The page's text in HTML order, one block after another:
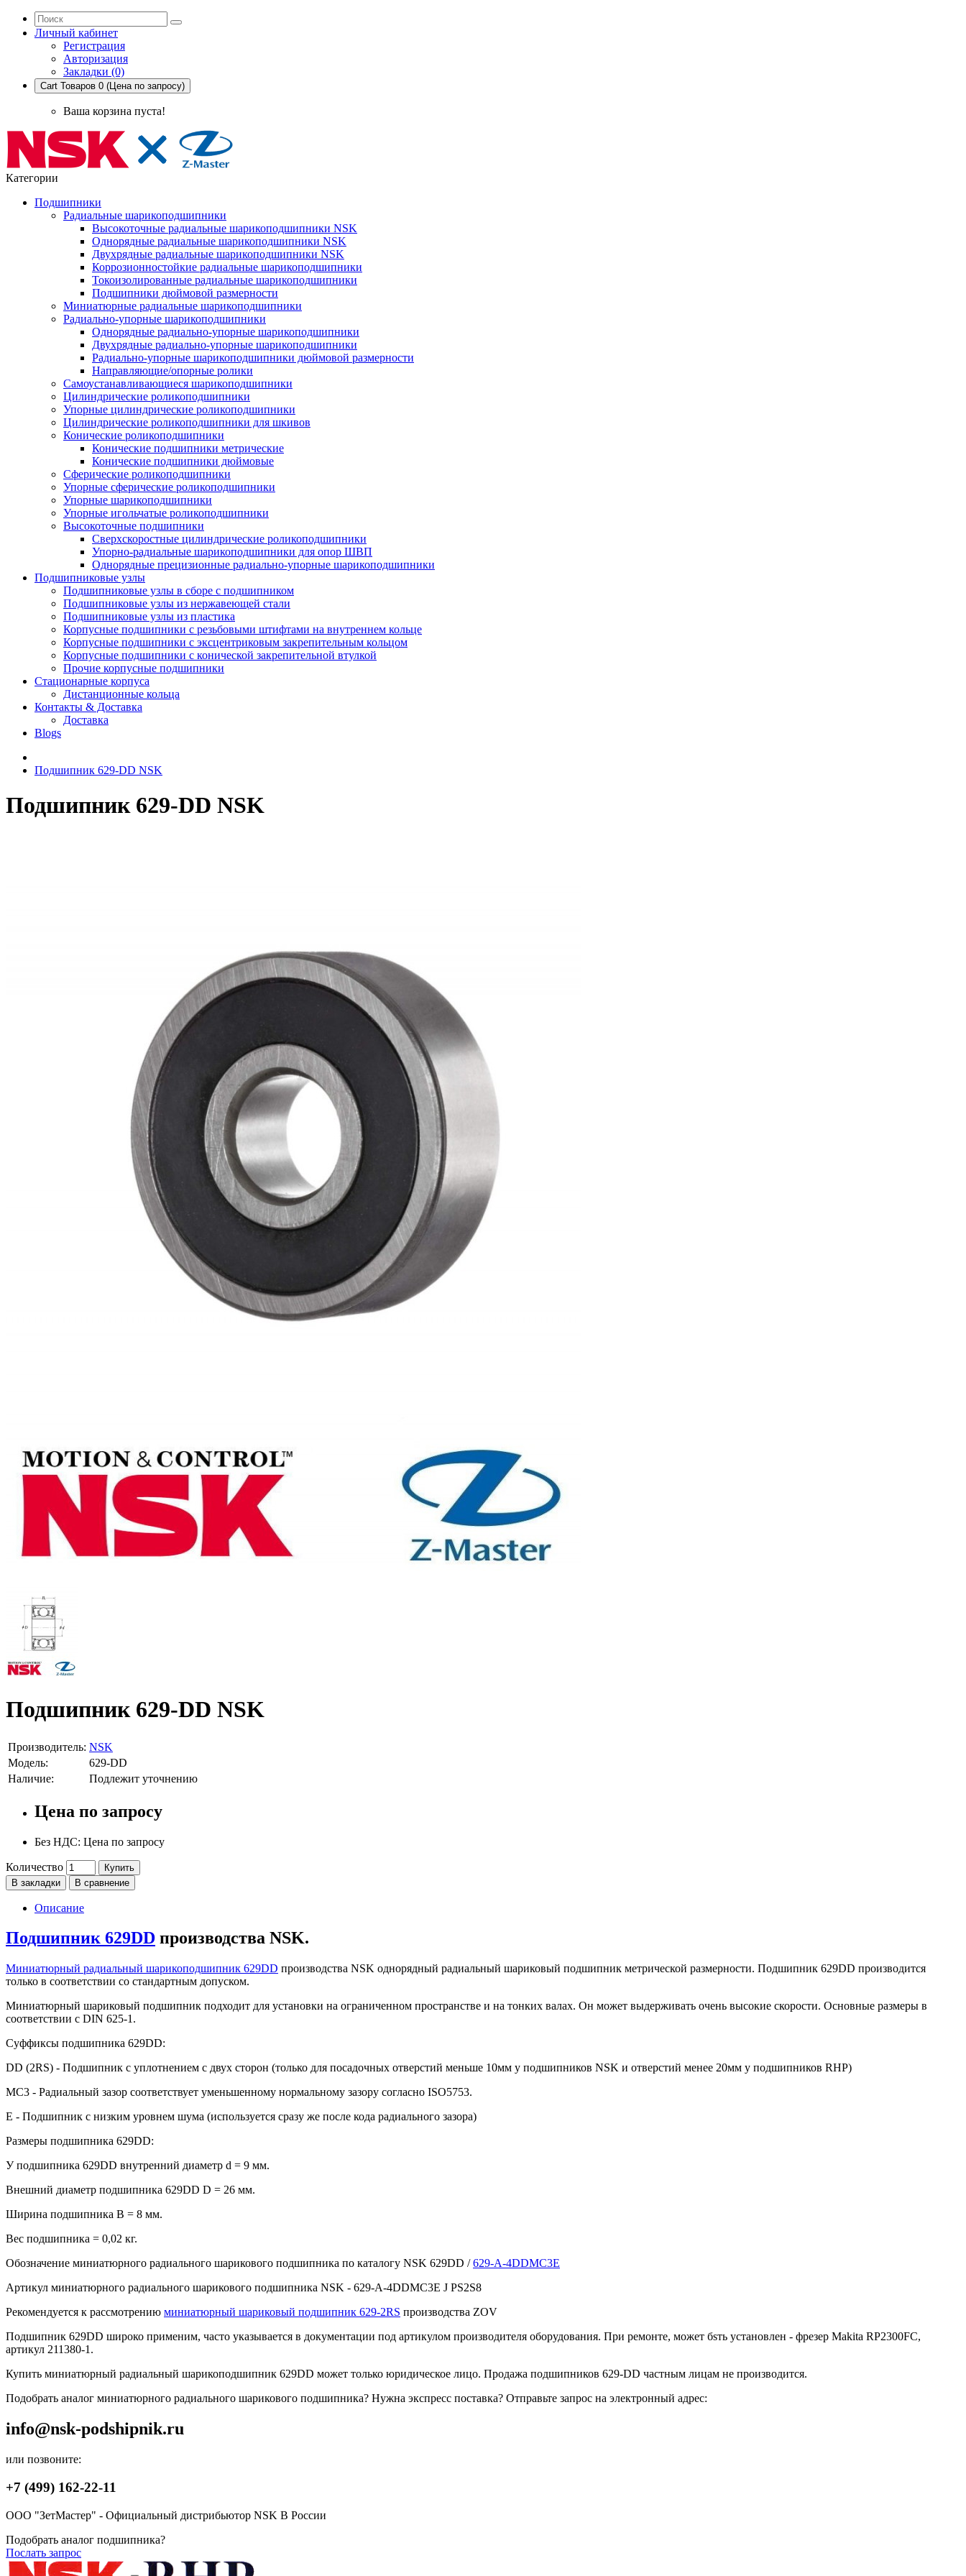
Личный кабинет
Регистрация
Авторизация
Закладки (0)
Cart Товаров 0 (Цена по запросу)
Ваша корзина пуста!
Категории
Подшипники
Радиальные шарикоподшипники
Высокоточные радиальные шарикоподшипники NSK
Однорядные радиальные шарикоподшипники NSK
Двухрядные радиальные шарикоподшипники NSK
Коррозионностойкие радиальные шарикоподшипники
Токоизолированные радиальные шарикоподшипники
Подшипники дюймовой размерности
Миниатюрные радиальные шарикоподшипники
Радиально-упорные шарикоподшипники
Однорядные радиально-упорные шарикоподшипники
Двухрядные радиально-упорные шарикоподшипники
Радиально-упорные шарикоподшипники дюймовой размерности
Направляющие/опорные ролики
Самоустанавливающиеся шарикоподшипники
Цилиндрические роликоподшипники
Упорные цилиндрические роликоподшипники
Цилиндрические роликоподшипники для шкивов
Конические роликоподшипники
Конические подшипники метрические
Конические подшипники дюймовые
Сферические роликоподшипники
Упорные сферические роликоподшипники
Упорные шарикоподшипники
Упорные игольчатые роликоподшипники
Высокоточные подшипники
Сверхскоростные цилиндрические роликоподшипники
Упорно-радиальные шарикоподшипники для опор ШВП
Однорядные прецизионные радиально-упорные шарикоподшипники
Подшипниковые узлы
Подшипниковые узлы в сборе с подшипником
Подшипниковые узлы из нержавеющей стали
Подшипниковые узлы из пластика
Корпусные подшипники с резьбовыми штифтами на внутреннем кольце
Корпусные подшипники с эксцентриковым закрепительным кольцом
Корпусные подшипники с конической закрепительной втулкой
Прочие корпусные подшипники
Стационарные корпуса
Дистанционные кольца
Контакты & Доставка
Доставка
Blogs
Подшипник 629-DD NSK
Подшипник 629-DD NSK
Подшипник 629-DD NSK
Производитель: NSK
Модель:
629-DD
Наличие:
Подлежит уточнению
Цена по запросу
Без НДС: Цена по запросу
Количество
Купить
В закладки
В сравнение
Описание
Подшипник 629DD производства NSK.
Миниатюрный радиальный шарикоподшипник 629DD производства NSK однорядный радиальный шариковый подшипник метрической размерности. Подшипник 629DD производится
только в соответствии со стандартным допуском.
Миниатюрный шариковый подшипник подходит для установки на ограниченном пространстве и на тонких валах. Он может выдерживать очень высокие скорости. Основные размеры в
соответствии с DIN 625-1.
Суффиксы подшипника 629DD:
DD (2RS) - Подшипник с уплотнением с двух сторон (только для посадочных отверстий меньше 10мм у подшипников NSK и отверстий менее 20мм у подшипников RHP)
MC3 - Радиальный зазор соответствует уменьшенному нормальному зазору согласно ISO5753.
E - Подшипник с низким уровнем шума (используется сразу же после кода радиального зазора)
Размеры подшипника 629DD:
У подшипника 629DD внутренний диаметр d = 9 мм.
Внешний диаметр подшипника 629DD D = 26 мм.
Ширина подшипника B = 8 мм.
Вес подшипника = 0,02 кг.
Обозначение миниатюрного радиального шарикового подшипника по каталогу NSK 629DD /629-A-4DDMC3E
Артикул миниатюрного радиального шарикового подшипника NSK - 629-A-4DDMC3E J PS2S8
Рекомендуется к рассмотрению миниатюрный шариковый подшипник 629-2RS производства ZOV
Подшипник 629DD широко применим, часто указывается в документации под артикулом производителя оборудования. При ремонте, может бsть установлен - фрезер Makita RP2300FC,
артикул 211380-1.
Купить миниатюрный радиальный шарикоподшипник 629DD может только юридическое лицо. Продажа подшипников 629-DD частным лицам не производится.
Подобрать аналог миниатюрного радиального шарикового подшипника? Нужна экспресс поставка? Отправьте запрос на электронный адрес:
info@nsk-podshipnik.ru
или позвоните:
+7 (499) 162-22-11
ООО "ЗетМастер" - Официальный дистрибьютор NSK В России
Подобрать аналог подшипника?
Послать запрос